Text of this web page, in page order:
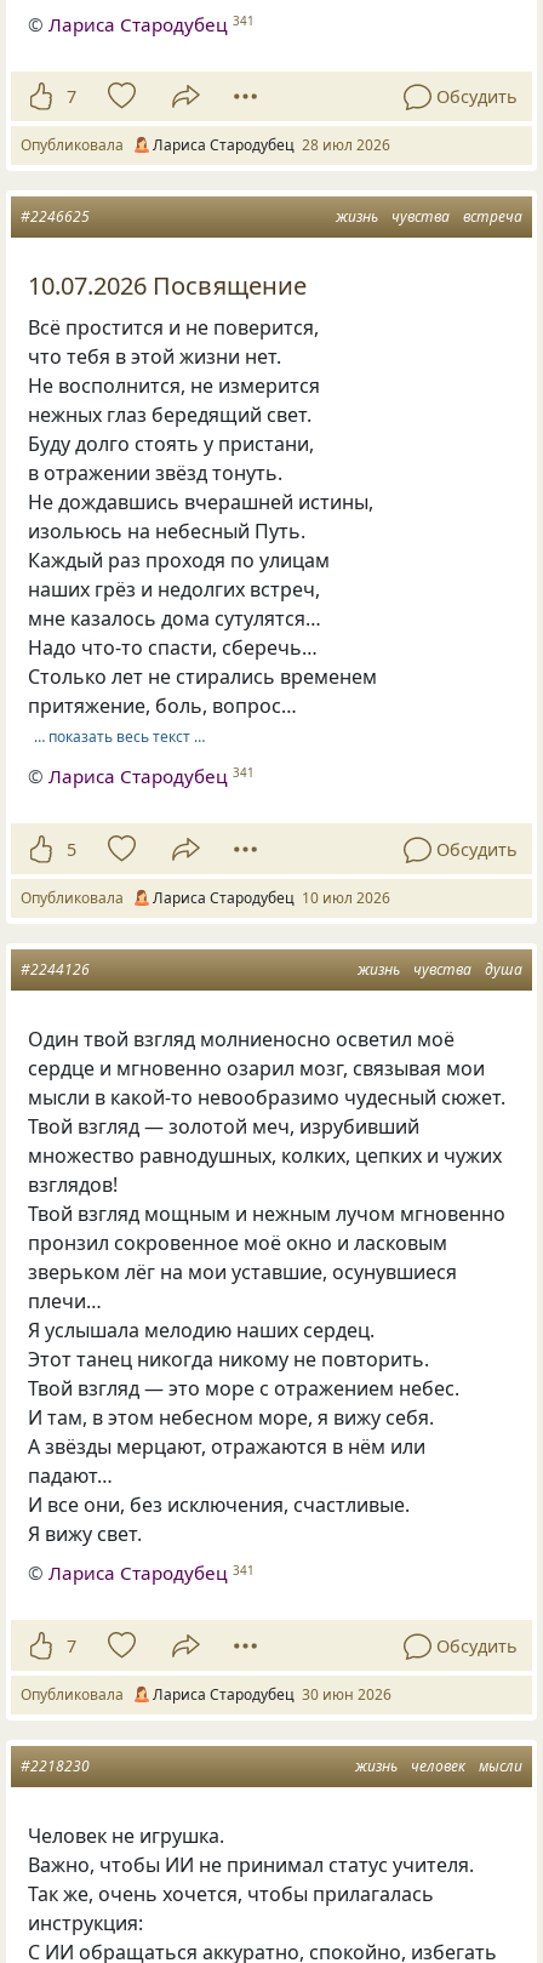
©Лариса Стародубец 341
7 Обсудить
Опубликовала Лариса Стародубец 28 июл 2026
жизнь чувства встреча
#2246625
10.07.2026 Посвящение
Всё простится и не поверится,
что тебя в этой жизни нет.
Не восполнится, не измерится
нежных глаз бередящий свет.
Буду долго стоять у пристани,
в отражении звёзд тонуть.
Не дождавшись вчерашней истины,
изольюсь на небесный Путь.
Каждый раз проходя по улицам
наших грёз и недолгих встреч,
мне казалось дома сутулятся…
Надо что-то спасти, сберечь…
Столько лет не стирались временем
притяжение, боль, вопрос…
… показать весь текст …
©Лариса Стародубец 341
5 Обсудить
Опубликовала Лариса Стародубец 10 июл 2026
жизнь чувства душа
#2244126
Один твой взгляд молниеносно осветил моё
сердце и мгновенно озарил мозг, связывая мои
мысли в какой-то невообразимо чудесный сюжет.
Твой взгляд — золотой меч, изрубивший
множество равнодушных, колких, цепких и чужих
взглядов!
Твой взгляд мощным и нежным лучом мгновенно
пронзил сокровенное моё окно и ласковым
зверьком лёг на мои уставшие, осунувшиеся
плечи…
Я услышала мелодию наших сердец.
Этот танец никогда никому не повторить.
Твой взгляд — это море с отражением небес.
И там, в этом небесном море, я вижу себя.
А звёзды мерцают, отражаются в нём или
падают…
И все они, без исключения, счастливые.
Я вижу свет.
©Лариса Стародубец 341
7 Обсудить
Опубликовала Лариса Стародубец 30 июн 2026
жизнь человек мысли
#2218230
Человек не игрушка.
Важно, чтобы ИИ не принимал статус учителя.
Так же, очень хочется, чтобы прилагалась
инструкция:
С ИИ обращаться аккуратно, спокойно, избегать